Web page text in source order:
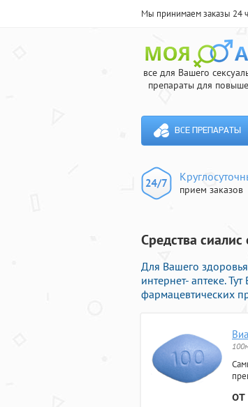
Мы принимаем заказы 24
все для Вашего
препараты для
ВСЕ ПРЕПАРАТЫ
прием заказов
Средства
Для Вашего
интернет- аптеке.
фармацевтических